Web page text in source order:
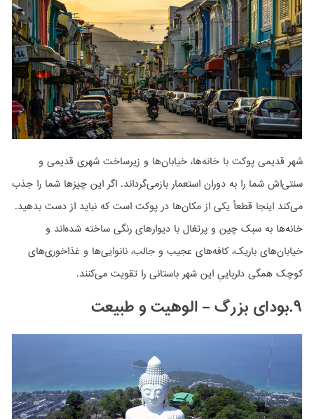
شهر قدیمی پوکت با خانه‌ها، خیابان‌ها و زیرساخت شهری قدیمی و
سنتی‌اش شما را به دوران استعمار بازمی‌گرداند. اگر این چیزها شما را جذب
می‌کند اینجا قطعأ یکی از مکان‌ها در پوکت است که نباید از دست بدهید.
خانه‌ها به سبک چین و پرتغال با دیوارهای رنگی ساخته شده‌اند و
خیابان‌های باریک، کافه‌های عجیب و جالب، نانوایی‌ها و غذاخوری‌های
کوچک همگی دلرباییِ این شهر باستانی را تقویت می‌کنند.
۹.بودای بزرگ – الوهیت و طبیعت